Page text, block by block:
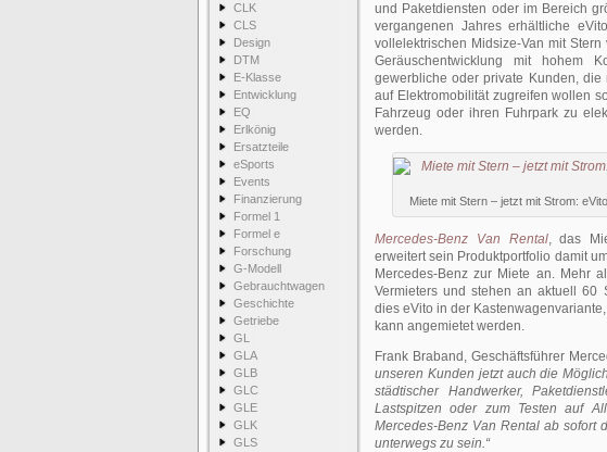
CLK
CLS
Design
DTM
E-Klasse
Entwicklung
EQ
Erlkönig
Ersatzteile
eSports
Events
Finanzierung
Formel 1
Formel e
Forschung
G-Modell
Gebrauchtwagen
Geschichte
Getriebe
GL
GLA
GLB
GLC
GLE
GLK
GLS
und Paketdiensten oder im Bereich
vergangenen Jahres erhältliche
vollelektrischen Midsize-Van mit
Geräuschentwicklung mit hohem
gewerbliche oder private Kunden,
auf Elektromobilität zugreifen wollen
Fahrzeug oder ihren Fuhrpark zu
werden.
Miete mit Stern – jetzt mit Strom:
Mercedes-Benz Van Rental, das
erweitert sein Produktportfolio damit
Mercedes-Benz zur Miete an. Mehr
Vermieters und stehen an aktuell 60
dies eVito in der
kann angemietet werden.
Frank Braband, Geschäftsführer
unseren Kunden jetzt auch die
städtischer Handwerker,
Lastspitzen oder zum Testen auf
Mercedes-Benz Van Rental ab sofort
unterwegs zu sein.“